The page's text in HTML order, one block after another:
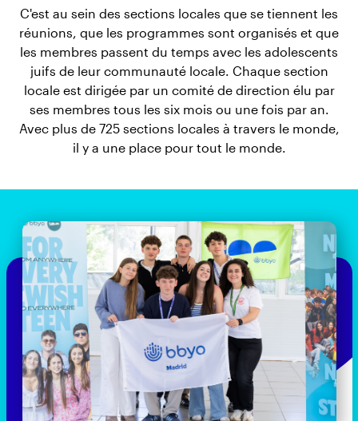
C'est au sein des sections locales que se tiennent les
réunions, que les programmes sont organisés et que
les membres passent du temps avec les adolescents
juifs de leur communauté locale. Chaque section
locale est dirigée par un comité de direction élu par
ses membres tous les six mois ou une fois par an.
Avec plus de 725 sections locales à travers le monde,
il y a une place pour tout le monde.